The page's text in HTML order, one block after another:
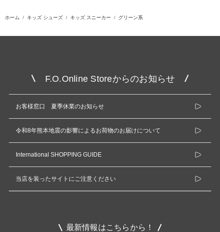
ホーム キッズ シューズ キッズ スニーカー グリーン系
F.O.Online Storeからのお知らせ
お客様窓口 夏季休業のお知らせ
令和8年熊本地震の影響によるお荷物のお届けについて
International SHOPPING GUIDE
当店を装ったサイトにご注意ください
最新情報はこちらから！